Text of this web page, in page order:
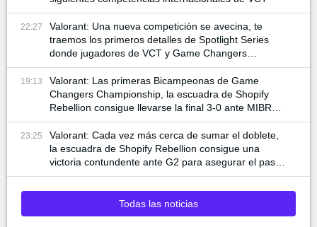
22:27
Valorant: Una nueva competición se avecina, te
traemos los primeros detalles de Spotlight Series
donde jugadores de VCT y Game Changers
participan
19:13
Valorant: Las primeras Bicampeonas de Game
Changers Championship, la escuadra de Shopify
Rebellion consigue llevarse la final 3-0 ante MIBR
para alzar la copa
23:25
Valorant: Cada vez más cerca de sumar el doblete,
la escuadra de Shopify Rebellion consigue una
victoria contundente ante G2 para asegurar el pase
a la final
Todas las noticias